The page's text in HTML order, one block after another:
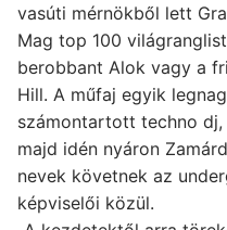
vasúti mérnökből lett
Mag top 100
berobbant Alok vagy a
Hill. A műfaj egyik
számontartott techno dj,
majd idén nyáron
nevek követnek az
képviselői közül.